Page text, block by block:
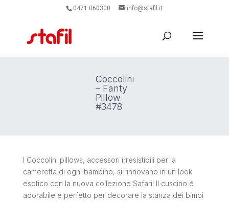
0471 060300 info@stafil.it
Coccolini
– Fanty
Pillow
#3478
I Coccolini pillows, accessori irresistibili per la
cameretta di ogni bambino, si rinnovano in un look
esotico con la nuova collezione Safari! Il cuscino è
adorabile e perfetto per decorare la stanza dei bimbi